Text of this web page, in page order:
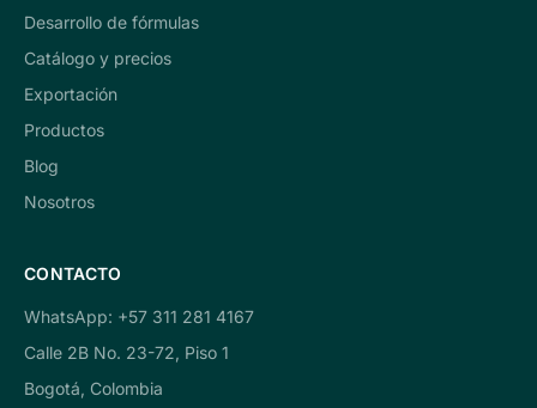
Desarrollo de fórmulas
Catálogo y precios
Exportación
Productos
Blog
Nosotros
CONTACTO
WhatsApp: +57 311 281 4167
Calle 2B No. 23-72, Piso 1
Bogotá, Colombia